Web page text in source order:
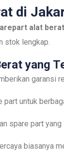
di
alat
stok lengkap.
yang
garansi
part untuk
spare part yang
biasanya